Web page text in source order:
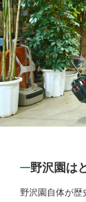
野沢園は
野沢園自体が歴